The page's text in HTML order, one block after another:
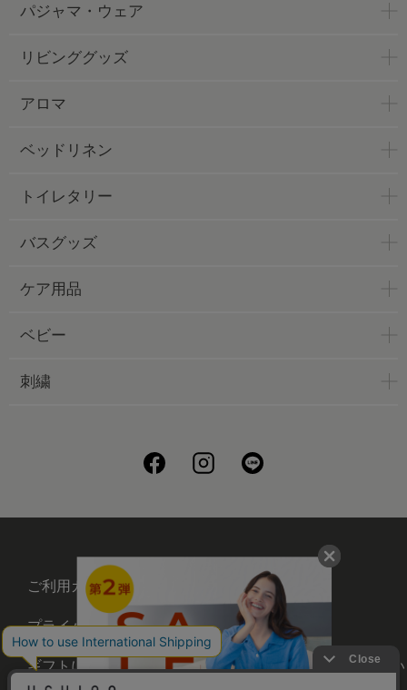
パジャマ・ウェア
リビンググッズ
アロマ
ベッドリネン
トイレタリー
バスグッズ
ケア用品
ベビー
刺繍
ご利用ガイド 会社概要
プライバシーポリシー 刺繍について
ギフトについて
UCHINOメンバーズについ